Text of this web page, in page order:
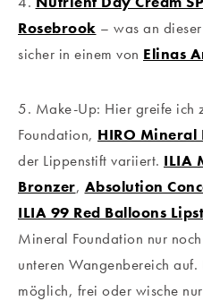
Rosebrook – was an
sicher in einem von Elinas
5. Make-Up: Hier greife ich
Foundation, HIRO Mineral
der Lippenstift variiert. ILIA
Bronzer, Absolution
ILIA 99 Red Balloons
Mineral Foundation nur
unteren Wangenbereich
möglich, frei oder wische